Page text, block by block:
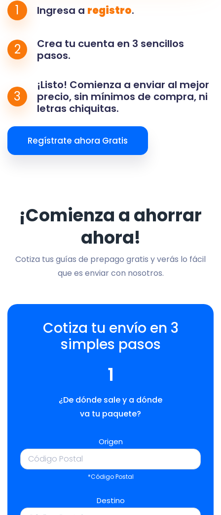
1 Ingresa a registro.
2
Crea tu cuenta en 3 sencillos
pasos.
3
¡Listo! Comienza a enviar al mejor
precio, sin mínimos de compra, ni
letras chiquitas.
Regístrate ahora Gratis
¡Comienza a ahorrar
ahora!
Cotiza tus guías de prepago gratis y verás lo fácil
que es enviar con nosotros.
Cotiza tu envío en 3
simples pasos
1
¿De dónde sale y a dónde
va tu paquete?
Origen
*Código Postal
Destino